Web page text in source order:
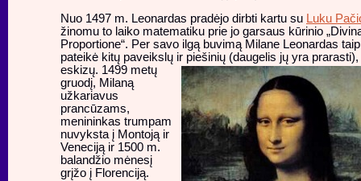
Nuo 1497 m. Leonardas pradėjo dirbti kartu su Luku
žinomu to laiko matematiku prie jo garsaus kūrinio
Proportione“. Per savo ilgą buvimą Milane Leonardas
pateikė kitų paveikslų ir piešinių (daugelis jų yra prarasti),
eskizų. 1499 metų
gruodį, Milaną
užkariavus
prancūzams,
menininkas trumpam
nuvyksta į Montoją ir
Veneciją ir 1500 m.
balandžio mėnesį
grįžo į Florenciją.